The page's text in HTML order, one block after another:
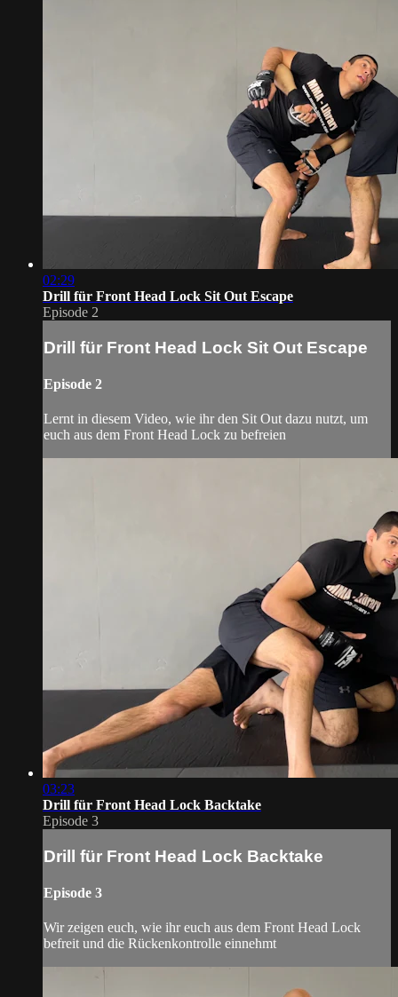
02:29
Drill für Front Head Lock Sit Out Escape
Episode 2
Drill für Front Head Lock Sit Out Escape
Episode 2
Lernt in diesem Video, wie ihr den Sit Out dazu nutzt, um
euch aus dem Front Head Lock zu befreien
03:23
Drill für Front Head Lock Backtake
Episode 3
Drill für Front Head Lock Backtake
Episode 3
Wir zeigen euch, wie ihr euch aus dem Front Head Lock
befreit und die Rückenkontrolle einnehmt